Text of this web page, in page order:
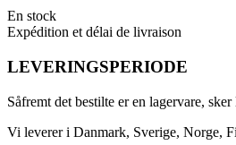
En stock
Expédition et délai de livraison
LEVERINGSPERIODE
Såfremt det bestilte er en lagervare,
Vi leverer i Danmark, Sverige, Norge,